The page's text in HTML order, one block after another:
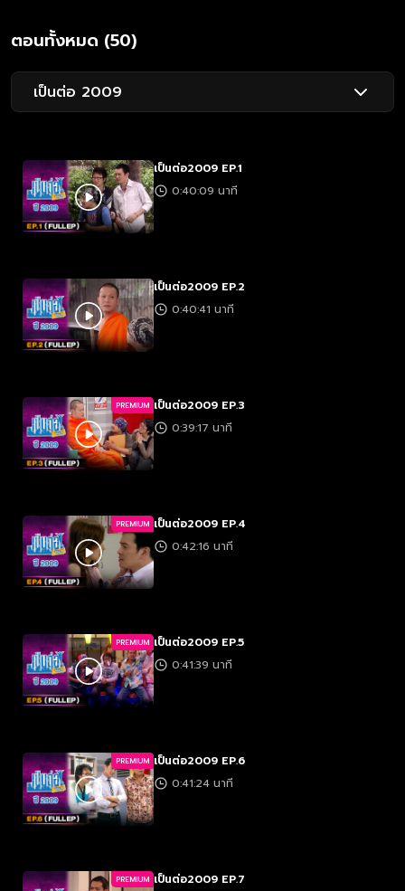
ตอนทั้งหมด (50)
เป็นต่อ 2009
เป็นต่อ2009 EP.1
0:40:09 นาที
เป็นต่อ2009 EP.2
0:40:41 นาที
PREMIUM เป็นต่อ2009 EP.3
0:39:17 นาที
PREMIUM เป็นต่อ2009 EP.4
0:42:16 นาที
PREMIUM เป็นต่อ2009 EP.5
0:41:39 นาที
PREMIUM เป็นต่อ2009 EP.6
0:41:24 นาที
PREMIUM เป็นต่อ2009 EP.7